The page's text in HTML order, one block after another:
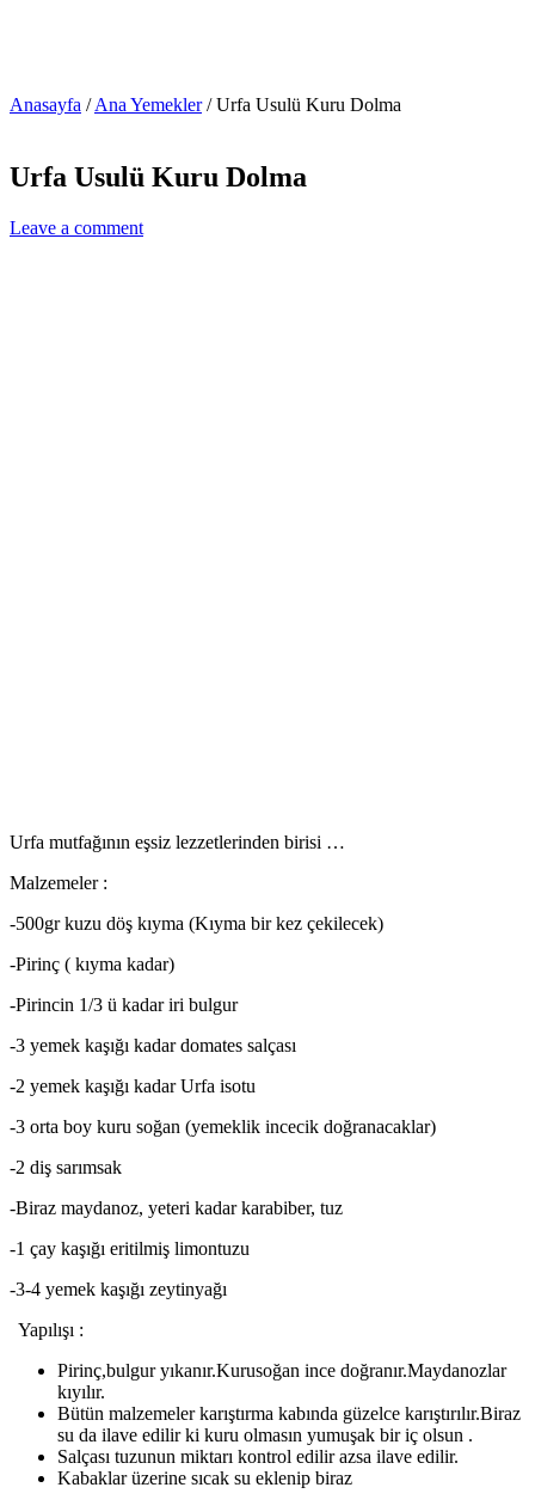
Anasayfa / Ana Yemekler / Urfa Usulü Kuru Dolma
Urfa Usulü Kuru Dolma
Leave a comment
Urfa mutfağının eşsiz lezzetlerinden birisi …
Malzemeler :
-500gr kuzu döş kıyma (Kıyma bir kez çekilecek)
-Pirinç ( kıyma kadar)
-Pirincin 1/3 ü kadar iri bulgur
-3 yemek kaşığı kadar domates salçası
-2 yemek kaşığı kadar Urfa isotu
-3 orta boy kuru soğan (yemeklik incecik doğranacaklar)
-2 diş sarımsak
-Biraz maydanoz, yeteri kadar karabiber, tuz
-1 çay kaşığı eritilmiş limontuzu
-3-4 yemek kaşığı zeytinyağı
Yapılışı :
Pirinç,bulgur yıkanır.Kurusoğan ince doğranır.Maydanozlar
kıyılır.
Bütün malzemeler karıştırma kabında güzelce karıştırılır.Biraz
su da ilave edilir ki kuru olmasın yumuşak bir iç olsun .
Salçası tuzunun miktarı kontrol edilir azsa ilave edilir.
Kabaklar üzerine sıcak su eklenip biraz